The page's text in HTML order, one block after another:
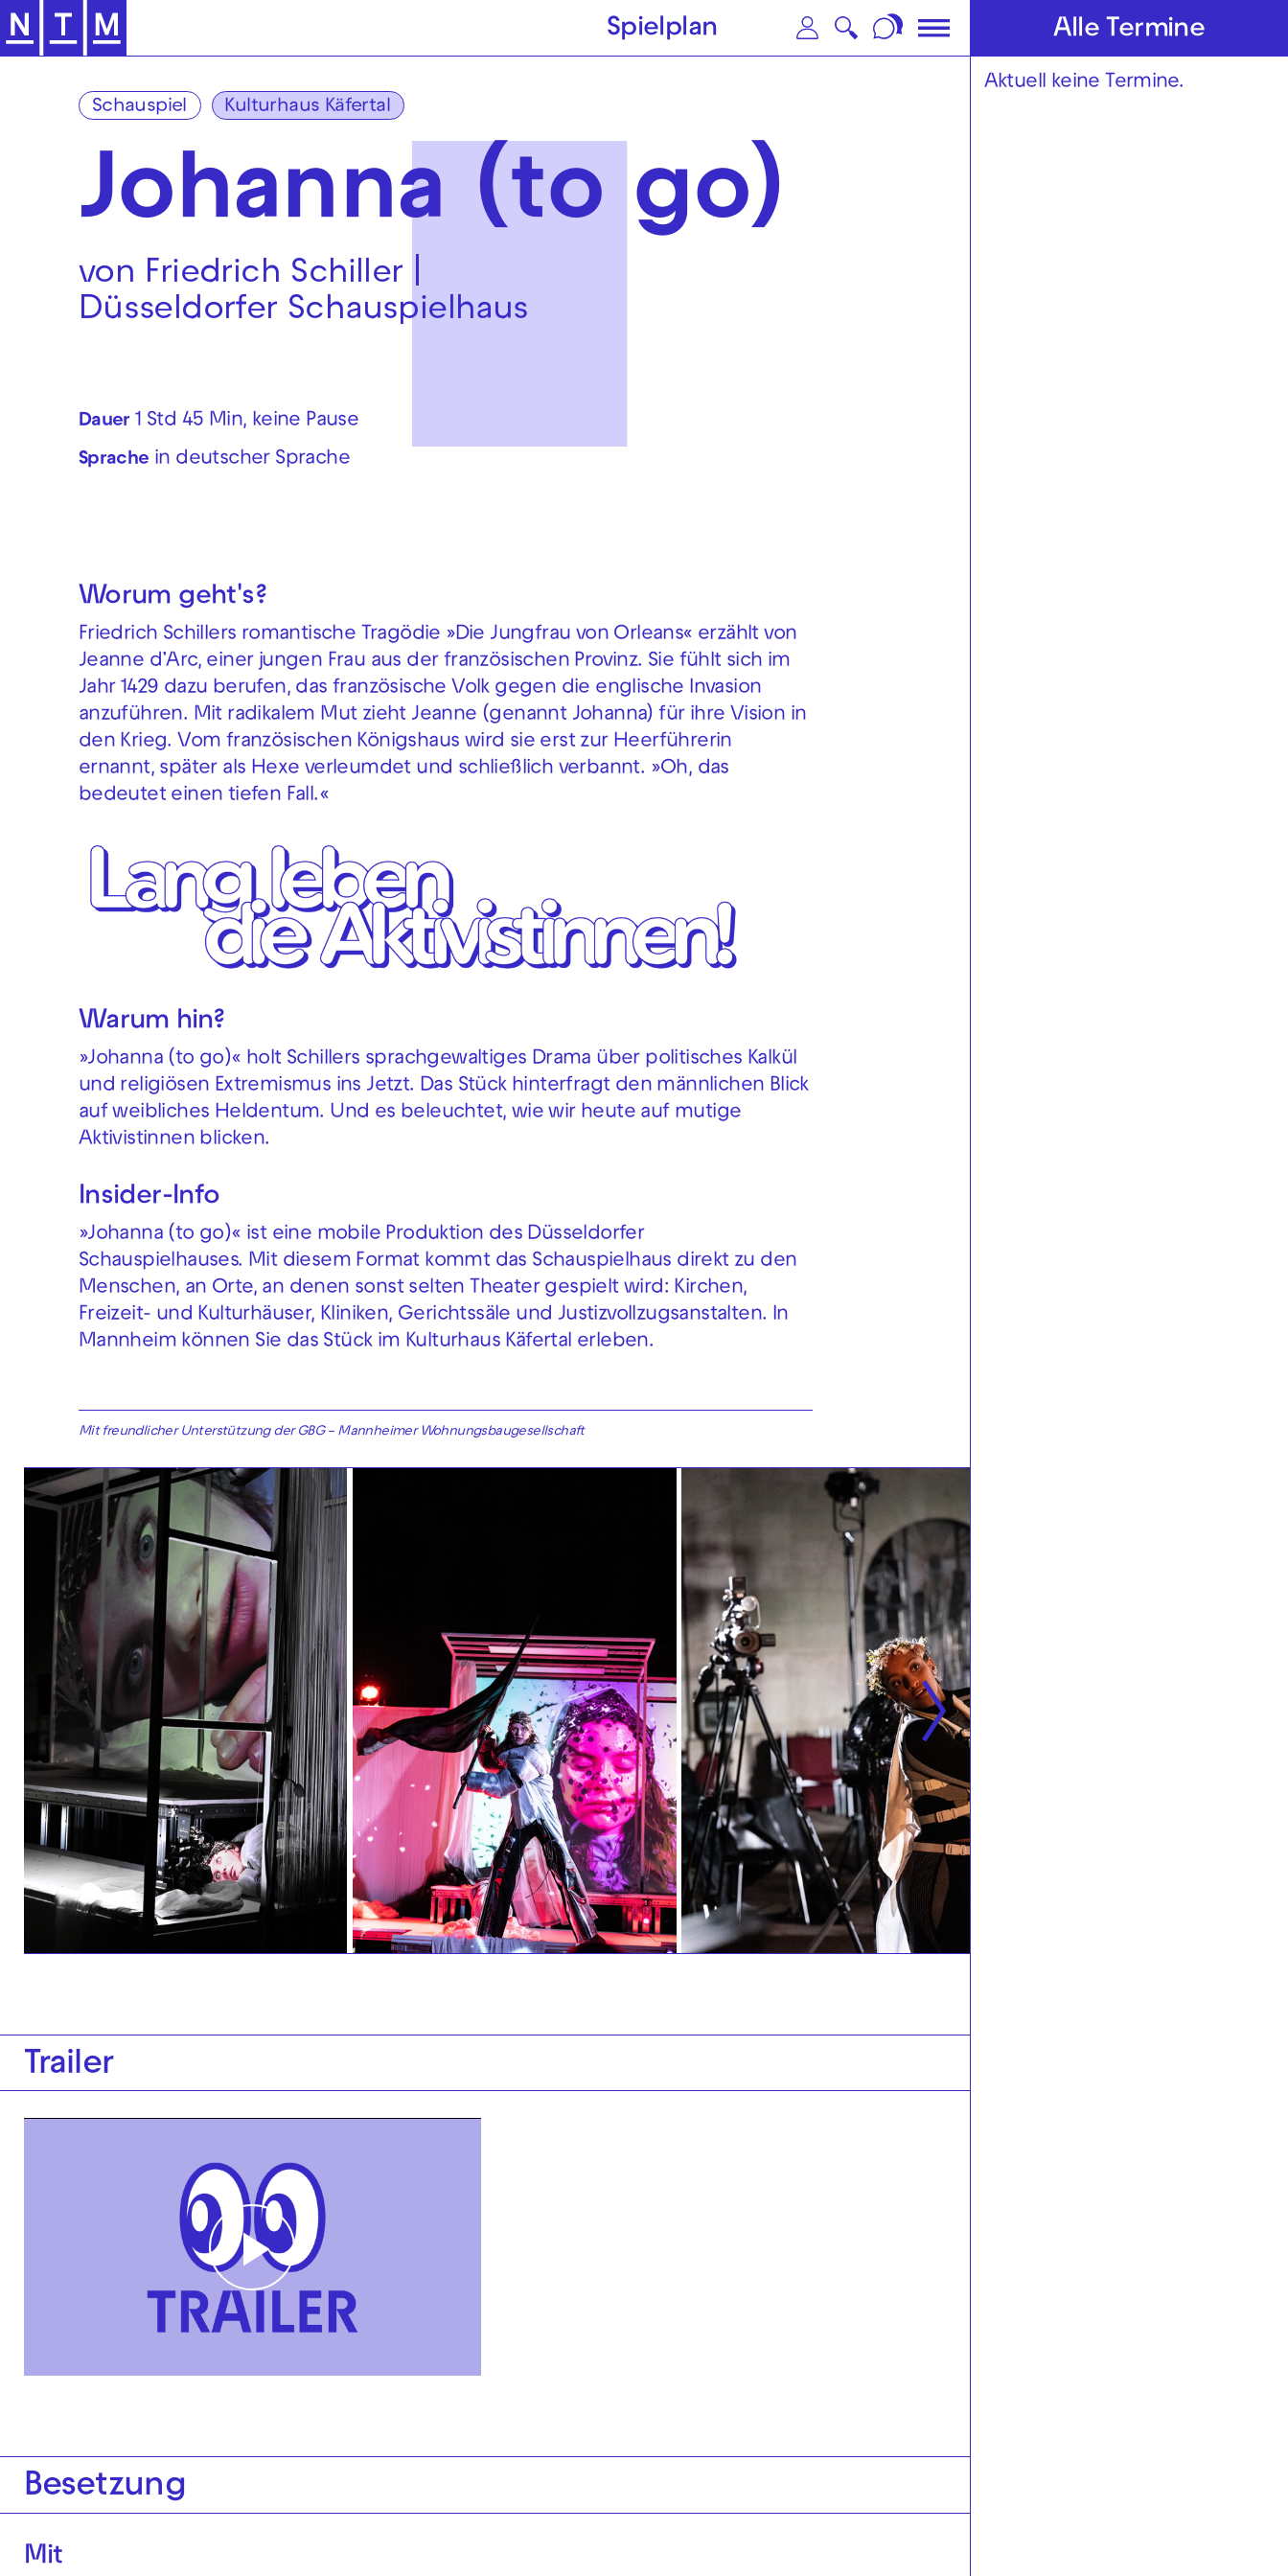
Zur Hauptnavigation springen Zum Hauptinhalt springen Zum Footer springen
Spielplan
Schauspiel Kulturhaus Käfertal
Johanna (to go)
von Friedrich Schiller |
Düsseldorfer Schauspielhaus
Dauer 1 Std 45 Min, keine Pause
Sprache in deutscher Sprache
Worum geht's?
Friedrich Schillers romantische Tragödie »Die Jungfrau von Orleans« erzählt von
Jeanne d’Arc, einer jungen Frau aus der französischen Provinz. Sie fühlt sich im
Jahr 1429 dazu berufen, das französische Volk gegen die englische Invasion
anzuführen. Mit radikalem Mut zieht Jeanne (genannt Johanna) für ihre Vision in
den Krieg. Vom französischen Königshaus wird sie erst zur Heerführerin
ernannt, später als Hexe verleumdet und schließlich verbannt. »Oh, das
bedeutet einen tiefen Fall.«
Warum hin?
»Johanna (to go)« holt Schillers sprachgewaltiges Drama über politisches Kalkül
und religiösen Extremismus ins Jetzt. Das Stück hinterfragt den männlichen Blick
auf weibliches Heldentum. Und es beleuchtet, wie wir heute auf mutige
Aktivistinnen blicken.
Insider-Info
»Johanna (to go)« ist eine mobile Produktion des Düsseldorfer
Schauspielhauses. Mit diesem Format kommt das Schauspielhaus direkt zu den
Menschen, an Orte, an denen sonst selten Theater gespielt wird: Kirchen,
Freizeit- und Kulturhäuser, Kliniken, Gerichtssäle und Justizvollzugsanstalten. In
Mannheim können Sie das Stück im Kulturhaus Käfertal erleben.
Mit freundlicher Unterstützung der GBG – Mannheimer Wohnungsbaugesellschaft
Trailer
Play
Video
Besetzung
Mit
Alle Termine
Aktuell keine Termine.